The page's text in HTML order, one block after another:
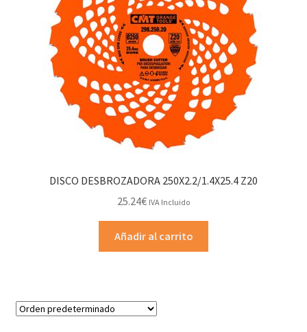
DISCO DESBROZADORA 250X2.2/1.4X25.4 Z20
25.24€ IVA Incluido
Añadir al carrito